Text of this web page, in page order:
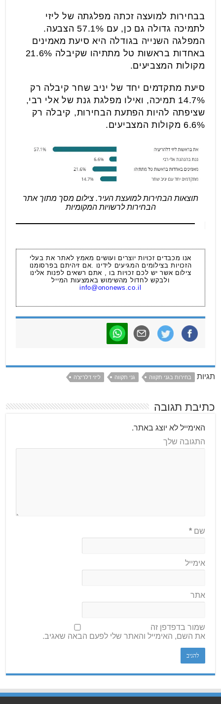
בבחירות למועצה זכתה מפלגתה של ליזי
לתמיכה גדולה גם כן, עם 57.1% הצבעה.
המפלגה השנייה בגודלה היא סיעת מאמינים
באחדות בראשות טל מתתיהו שקיבלה 21.6%
מקולות המצביעים.
סיעת מתקדמים יחד של יניב שחר קיבלה רק
14.7% תמיכה, ואילו מפלגת גנת של אלי רבי,
שציפתה להיות הפתעת הבחירות, קיבלה רק
6.6% מקולות המצביעים.
תוצאות הבחירות למועצת העיר. צילום מסך מתוך אתר
הבחירות לרשויות המקומיות
אנו מכבדים זכויות יוצרים ועושים מאמץ לאתר את בעלי
הזכויות בצילומים המגיעים לידינו .אם זיהיתם בפרסומנו
צילום אשר יש לכם זכויות בו , אתם רשאים לפנות אלינו
ולבקש לחדול מהשימוש באמצעות המייל
info@ononews.co.il
תגיות בחירות בגני תקווה גני תקווה ליזי דלריצ'ה
כתיבת תגובה
האימייל לא יוצג באתר.
התגובה שלך
שם*
אימייל
אתר
שמור בדפדפן זה
את השם, האימייל והאתר שלי לפעם הבאה שאגיב.